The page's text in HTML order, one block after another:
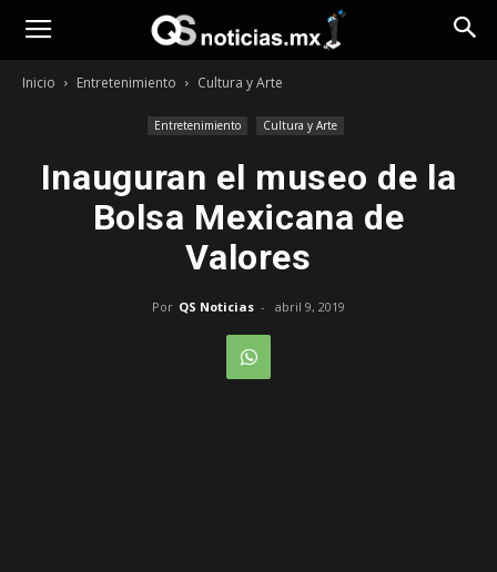
Inicio Entretenimiento Cultura y Arte
Entretenimiento Cultura y Arte
Inauguran el museo de la
Bolsa Mexicana de
Valores
Por QS Noticias - abril 9, 2019